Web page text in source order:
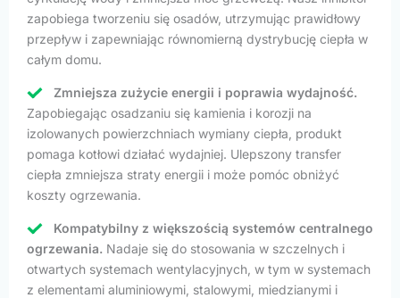
zapobiega tworzeniu się osadów, utrzymując prawidłowy
przepływ i zapewniając równomierną dystrybucję ciepła w
całym domu.
Zmniejsza zużycie energii i poprawia wydajność.
Zapobiegając osadzaniu się kamienia i korozji na
izolowanych powierzchniach wymiany ciepła, produkt
pomaga kotłowi działać wydajniej. Ulepszony transfer
ciepła zmniejsza straty energii i może pomóc obniżyć
koszty ogrzewania.
Kompatybilny z większością systemów centralnego
ogrzewania. Nadaje się do stosowania w szczelnych i
otwartych systemach wentylacyjnych, w tym w systemach
z elementami aluminiowymi, stalowymi, miedzianymi i